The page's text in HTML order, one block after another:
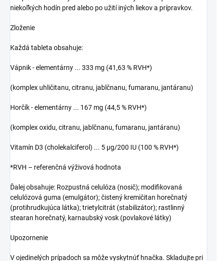
niekoľkých hodín pred alebo po užití iných liekov a prípravkov.
Zloženie
Každá tableta obsahuje:
Vápnik - elementárny ... 333 mg (41,63 % RVH*)
(komplex uhličitanu, citranu, jablčnanu, fumaranu, jantáranu)
Horčík - elementárny ... 167 mg (44,5 % RVH*)
(komplex oxidu, citranu, jablčnanu, fumaranu, jantáranu)
Vitamín D3 (cholekalciferol) ... 5 μg/200 IU (100 % RVH*)
*RVH – referenčná výživová hodnota
Ďalej obsahuje: Rozpustná celulóza (nosič); modifikovaná
celulózová guma (emulgátor); čistený kremičitan horečnatý
(protihrudkujúca látka); trietylcitrát (stabilizátor); rastlinný
stearan horečnatý, karnaubský vosk (povlakové látky)
Upozornenie
V ojedinelých prípadoch sa môže vyskytnúť hnačka. Skladujte pri